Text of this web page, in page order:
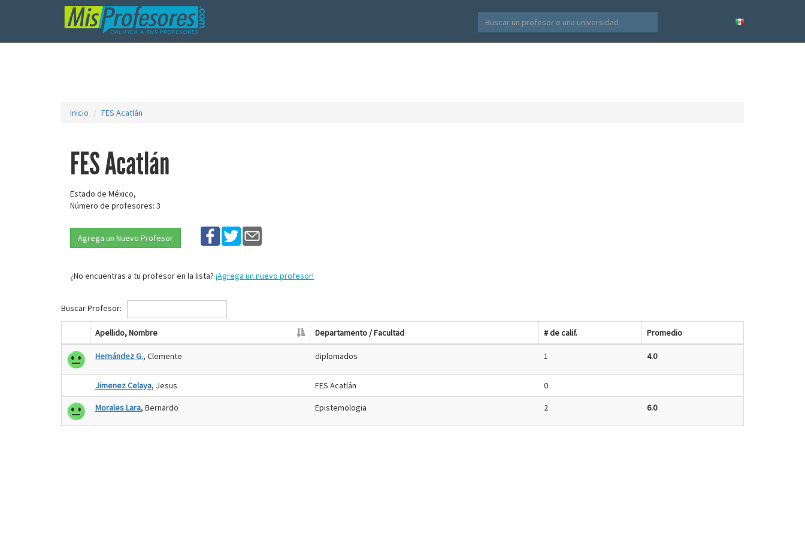
Inicio FES Acatlán
FES Acatlán
Estado de México,
Número de profesores: 3
Agrega un Nuevo Profesor
¿No encuentras a tu profesor en la lista? ¡Agrega un nuevo profesor!
Buscar Profesor:
Apellido, Nombre Departamento / Facultad # de calif. Promedio
Hernández G., Clemente diplomados 1 4.0
Jimenez Celaya, Jesus FES Acatlán 0
Morales Lara, Bernardo Epistemologia 2 6.0